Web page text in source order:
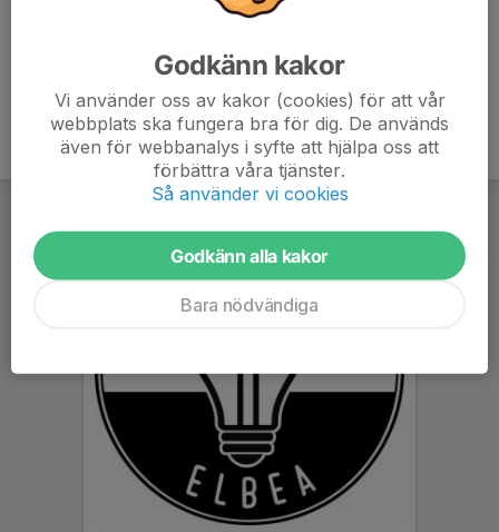
Godkänn kakor
Vi använder oss av kakor (cookies) för att vår
webbplats ska fungera bra för dig. De används
även för webbanalys i syfte att hjälpa oss att
förbättra våra tjänster.
Så använder vi cookies
Godkänn alla kakor
Bara nödvändiga